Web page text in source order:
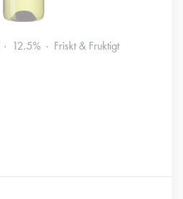
12.5% Friskt & Fruktigt